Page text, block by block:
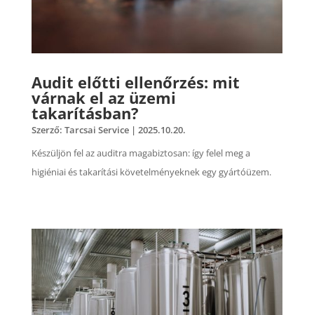
Audit előtti ellenőrzés: mit
várnak el az üzemi
takarításban?
Szerző: Tarcsai Service| 2025.10.20.
Készüljön fel az auditra magabiztosan: így felel meg a
higiéniai és takarítási követelményeknek egy gyártóüzem.